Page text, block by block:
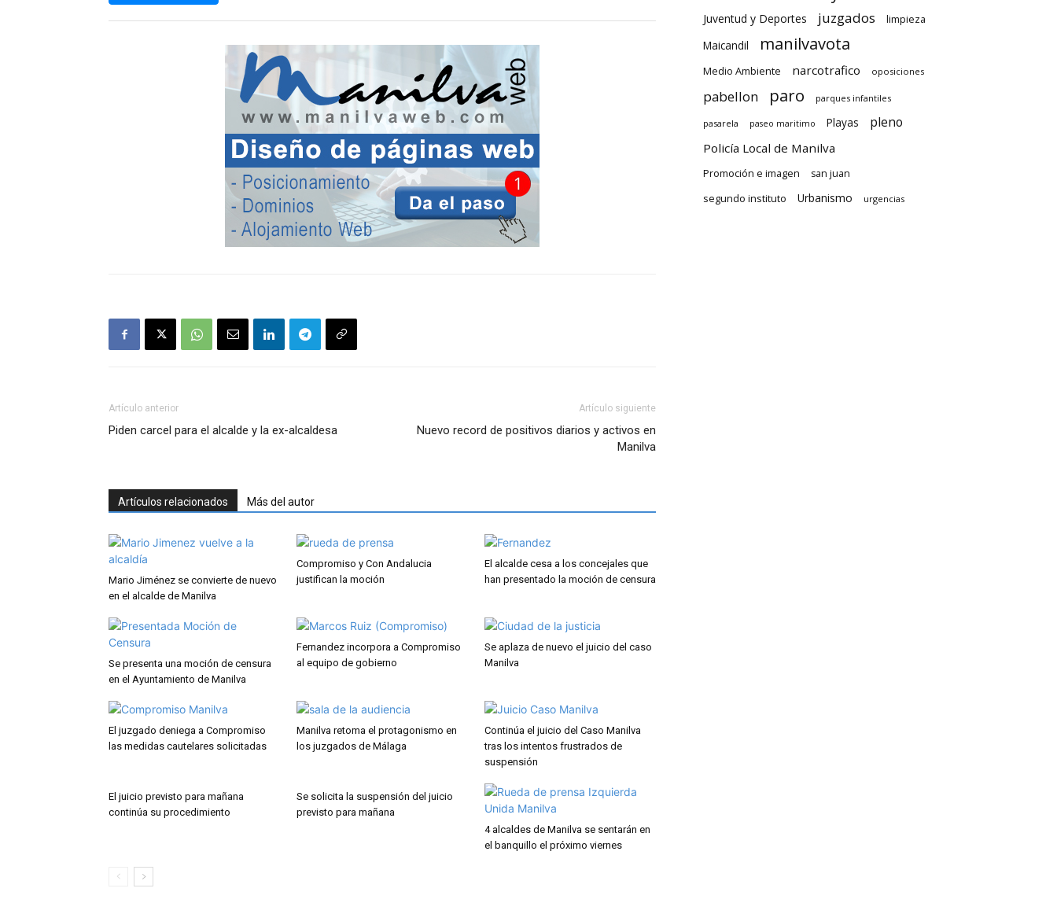
Artículo anterior
Piden carcel para el alcalde y la ex-alcaldesa
Artículo siguiente
Nuevo record de positivos diarios y activos en
Manilva
Artículos relacionados Más del autor
Mario Jiménez se convierte de nuevo
en el alcalde de Manilva
Compromiso y Con Andalucia
justifican la moción
El alcalde cesa a los concejales que
han presentado la moción de censura
Se presenta una moción de censura
en el Ayuntamiento de Manilva
Fernandez incorpora a Compromiso
al equipo de gobierno
Se aplaza de nuevo el juicio del caso
Manilva
El juzgado deniega a Compromiso
las medidas cautelares solicitadas
Manilva retoma el protagonismo en
los juzgados de Málaga
Continúa el juicio del Caso Manilva
tras los intentos frustrados de
suspensión
El juicio previsto para mañana
continúa su procedimiento
Se solicita la suspensión del juicio
previsto para mañana
4 alcaldes de Manilva se sentarán en
el banquillo el próximo viernes
Juventud y Deportes juzgados
limpieza
Maicandil
manilvavota
Medio Ambiente narcotrafico oposiciones
pabellon paro parques infantiles
pasarela paseo maritimo Playas pleno
Policía Local de Manilva
Promoción e imagen san juan
segundo instituto Urbanismo urgencias